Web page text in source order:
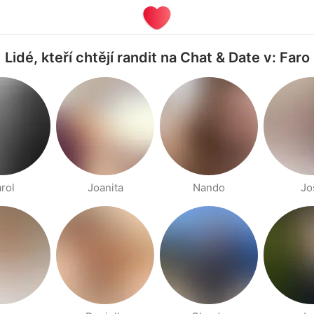
Lidé, kteří chtějí randit na Chat & Date v: Faro
Joanita Nando